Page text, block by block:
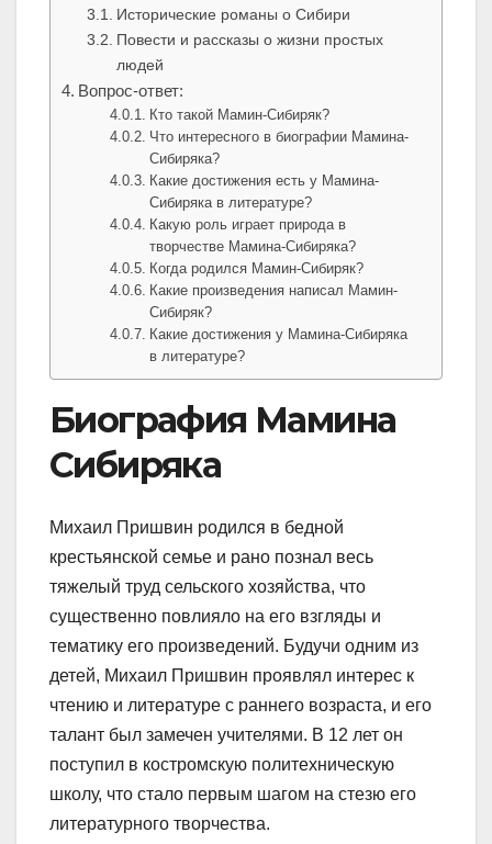
Исторические романы о Сибири
Повести и рассказы о жизни простых
людей
Вопрос-ответ:
Кто такой Мамин-Сибиряк?
Что интересного в биографии Мамина-
Сибиряка?
Какие достижения есть у Мамина-
Сибиряка в литературе?
Какую роль играет природа в
творчестве Мамина-Сибиряка?
Когда родился Мамин-Сибиряк?
Какие произведения написал Мамин-
Сибиряк?
Какие достижения у Мамина-Сибиряка
в литературе?
Биография Мамина
Сибиряка
Михаил Пришвин родился в бедной
крестьянской семье и рано познал весь
тяжелый труд сельского хозяйства, что
существенно повлияло на его взгляды и
тематику его произведений. Будучи одним из
детей, Михаил Пришвин проявлял интерес к
чтению и литературе с раннего возраста, и его
талант был замечен учителями. В 12 лет он
поступил в костромскую политехническую
школу, что стало первым шагом на стезю его
литературного творчества.